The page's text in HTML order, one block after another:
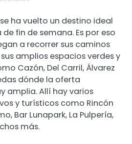
ha vuelto un destino ideal
fin de semana. Es por eso
a recorrer sus caminos
amplios espacios verdes y
Cazón, Del Carril, Álvarez
dónde la oferta
amplia. Allí hay varios
y turísticos como Rincón
Bar Lunapark, La Pulpería,
más.